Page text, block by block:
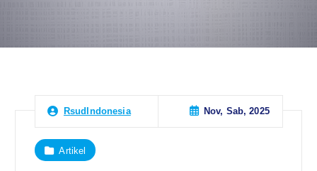
RsudIndonesia Nov, Sab, 2025
Artikel